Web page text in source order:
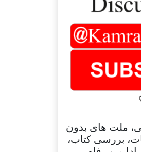
ملت های بدون
بررسی کتاب،